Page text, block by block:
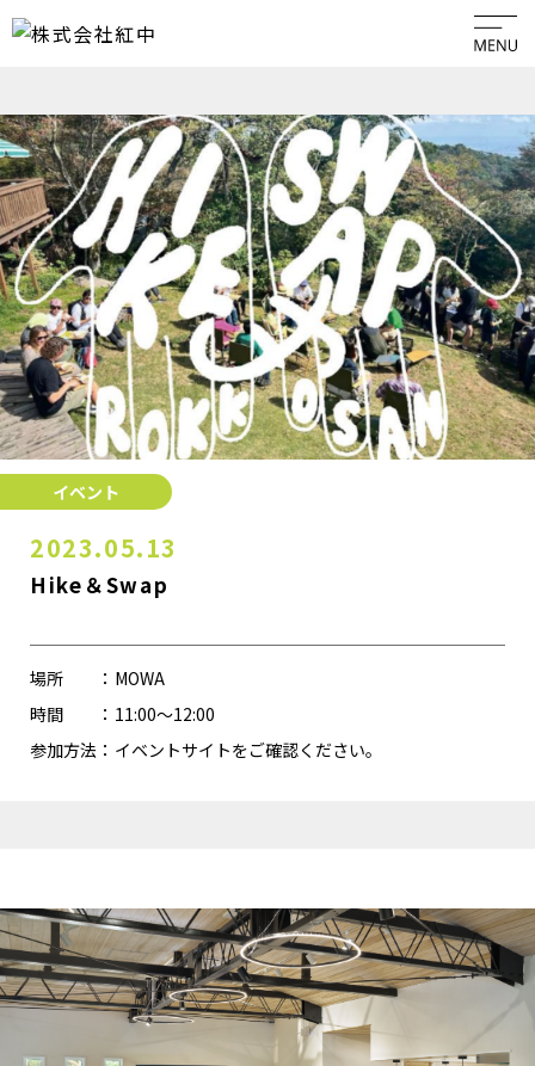
HOME
ABOUT
PLAN
ACCESS
GALLERY
EVENT
NEWS
BLOG
Instagram
お問い合わせ
イベント
2023.05.13
Hike＆Swap
場所
MOWA
時間
11:00～12:00
参加方法
イベントサイトをご確認ください。